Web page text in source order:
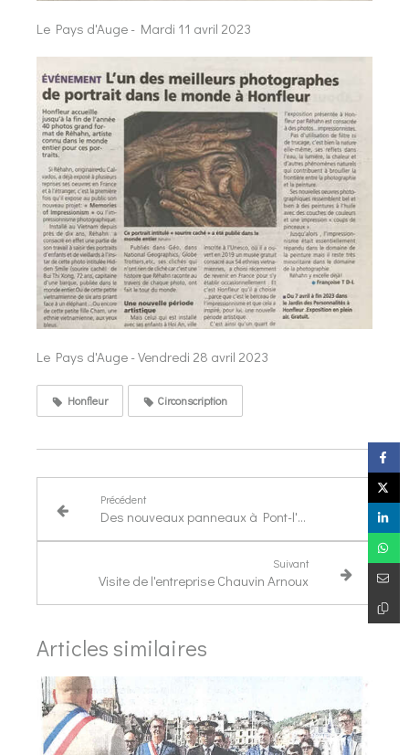
Le Pays d'Auge - Mardi 11 avril 2023
Le Pays d'Auge - Vendredi 28 avril 2023
Honfleur Circonscription
Précédent
Des nouveaux panneaux à Pont-l'Evêque
Suivant
Visite de l'entreprise Chauvin Arnoux
Articles similaires